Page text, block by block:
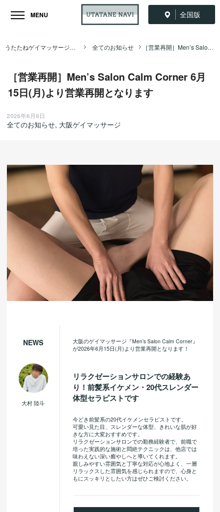
全国版
MENU
うたたねゲイマッサージ全国ナビ TOP 全てのお知らせ ［営業再開］Men’s Salon Calm Corner 6月15日(月)より営業再開となります
［営業再開］Men’s Salon Calm Corner 6月
15日(月)より営業再開となります
2026年6月6日
全てのお知らせ, 大阪ゲイマッサージ
NEWS
大村 陸斗
大阪のゲイマッサージ『Men’s Salon Calm Corner』
が2026年6月15日(月)より営業再開となります！
リラクゼーションサロンでの経験あ
り！前髪系イケメン・20代スレンダー
体型セラピストです
今どき前髪系の20代イケメンセラピストです。
可愛い見た目、スレンダーな体型、きれいな肌が好
きな方に大変おすすめです。
リラクゼーションサロンでの勤務経験者で、前職で
培った実践的な施術と悶絶テクニックは、他店では
味わえない深い癒やしへと導いてくれます。
親しみやすい雰囲気と丁寧な対応が心地よく、一層
リラックスした雰囲気を感じられますので、心身と
もにスッキリとしたい方はぜひご検討ください。